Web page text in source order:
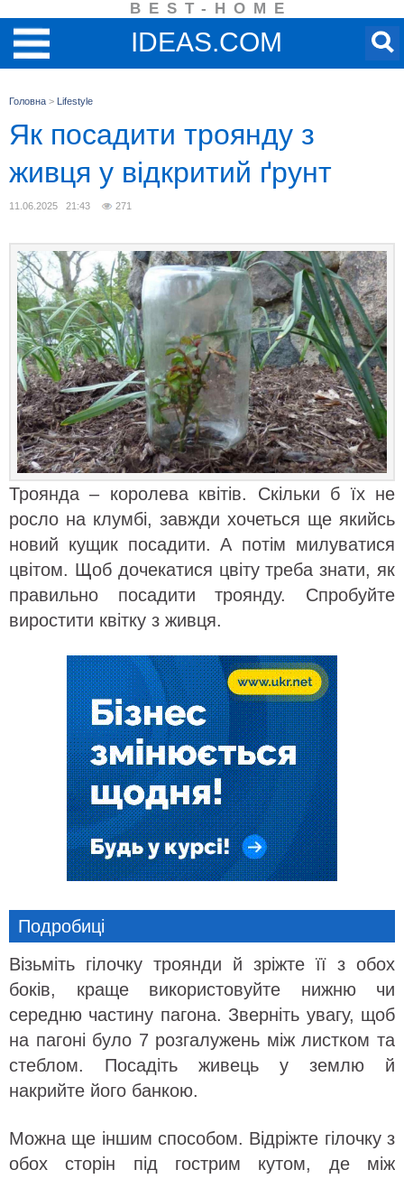
BEST-HOME
IDEAS.COM
Головна > Lifestyle
Як посадити троянду з
живця у відкритий ґрунт
11.06.2025 21:43 271
Троянда – королева квітів. Скільки б їх не
росло на клумбі, завжди хочеться ще якийсь
новий кущик посадити. А потім милуватися
цвітом. Щоб дочекатися цвіту треба знати, як
правильно посадити троянду. Спробуйте
виростити квітку з живця.
Подробиці
Візьміть гілочку троянди й зріжте її з обох
боків, краще використовуйте нижню чи
середню частину пагона. Зверніть увагу, щоб
на пагоні було 7 розгалужень між листком та
стеблом. Посадіть живець у землю й
накрийте його банкою.
Можна ще іншим способом. Відріжте гілочку з
обох сторін під гострим кутом, де між